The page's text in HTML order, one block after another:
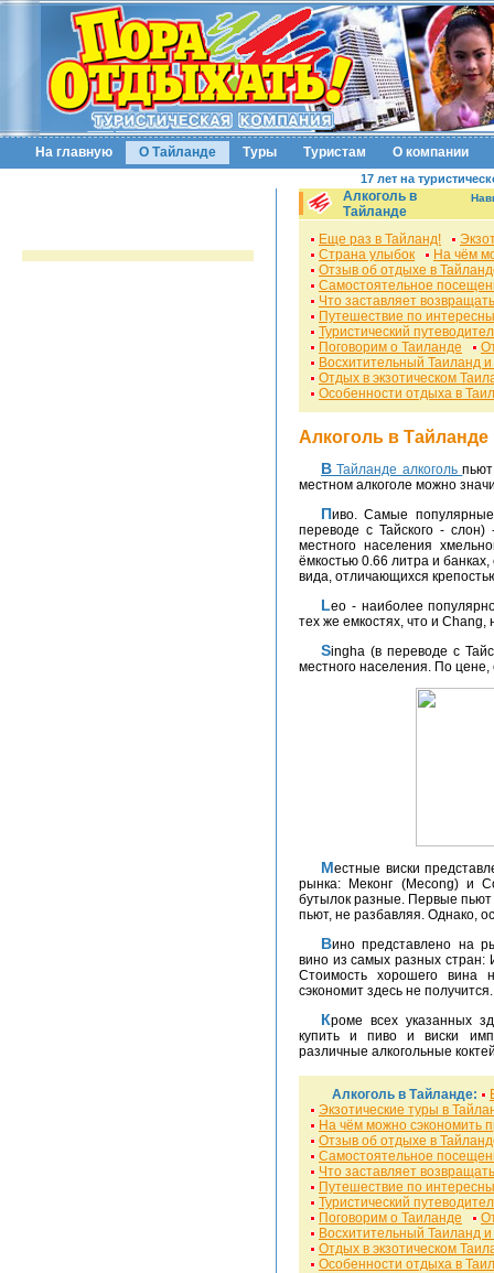
На главную О Тайланде Туры Туристам О компании
17 лет на
Алкоголь в
Тайланде
Еще раз в Тайланд!
Страна улыбок
На чём
Отзыв об отдыхе в
Самостоятельное
Что заставляет
Путешествие по
Туристический
Поговорим о Таиланде
Восхитительный Таиланд
Отдых в экзотическом
Особенности отдыха в
Алкоголь в Тайланде
В Тайланде алкоголь
местном алкоголе можно
Пиво. Самые популярные местные марки: Chang, Singha, Leo. Chang (в
переводе с Тайского -
местного населения
ёмкостью 0.66 литра и
вида, отличающихся
Leo - наиболее популярное среди местного населения пиво. Продаётся в
тех же емкостях, что и Chang,
Singha (в переводе с Тайского - Лев) - более популярен у туристов, чем у
местного населения. По цене,
Местные виски представлены двумя марками, забравшими большую часть
рынка: Меконг (Mecong) и
бутылок разные. Первые пьют
пьют, не разбавляя. Однако,
Вино представлено на рынке импортными марками. Сюда поставляется
вино из самых разных
Стоимость хорошего вина
сэкономит здесь не получится.
Кроме всех указанных
купить и пиво и виски
различные алкогольные
Алкоголь в Тайланде:
Экзотические туры в
На чём можно сэкономить
Отзыв об отдыхе в
Самостоятельное
Что заставляет
Путешествие по
Туристический
Поговорим о Таиланде
Восхитительный Таиланд
Отдых в экзотическом
Особенности отдыха в